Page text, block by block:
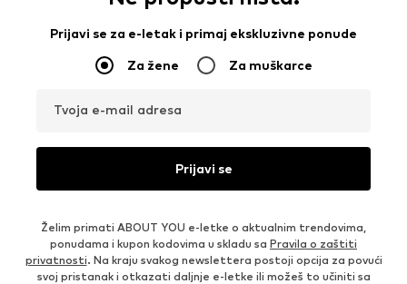
Prijavi se za e-letak i primaj ekskluzivne ponude
Za žene Za muškarce
Tvoja e-mail adresa
Prijavi se
Želim primati ABOUT YOU e-letke o aktualnim trendovima,
ponudama i kupon kodovima u skladu sa Pravila o zaštiti
privatnosti. Na kraju svakog newslettera postoji opcija za povući
svoj pristanak i otkazati daljnje e-letke ili možeš to učiniti sa